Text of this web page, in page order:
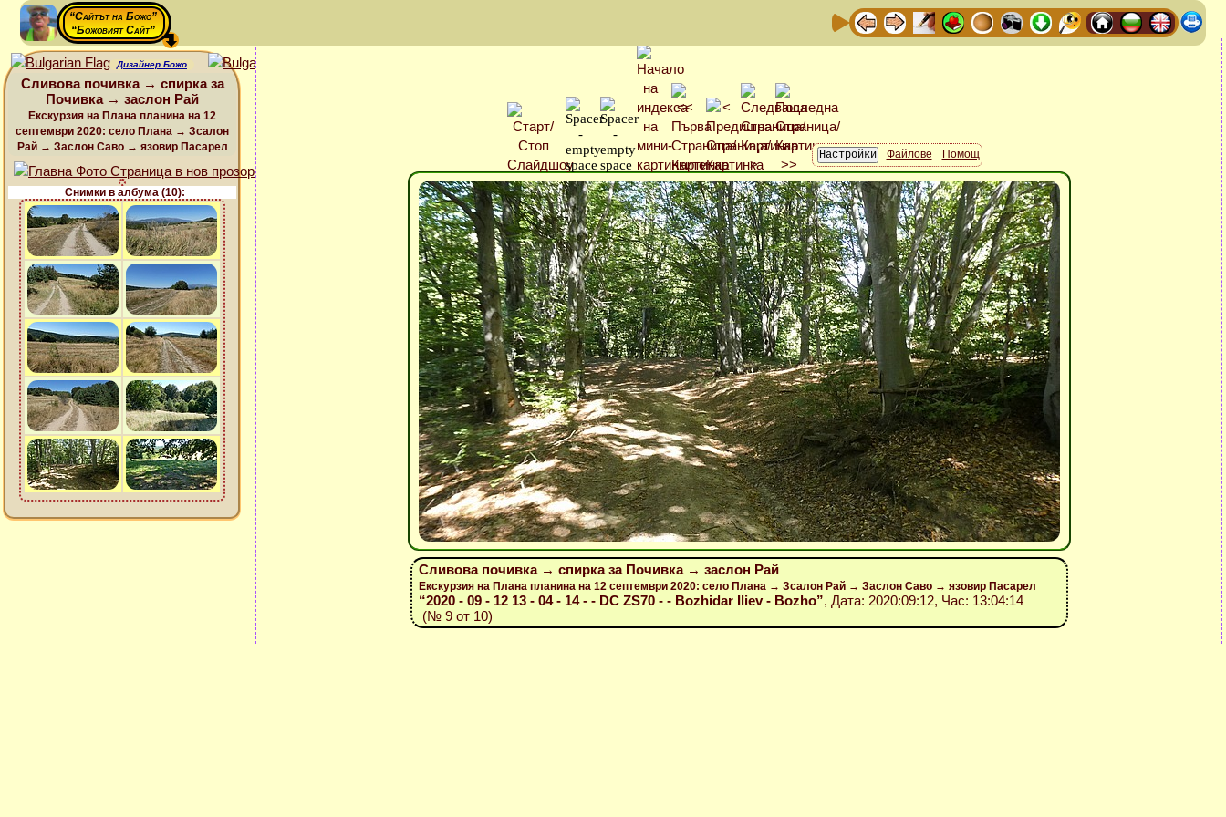
“Сайтът на Божо”
“Божовият Сайт”
Дизайнер Божо
Сливова почивка → спирка за
Почивка → заслон Рай
Екскурзия на Плана планина на 12
септември 2020: село Плана → Зсалон
Рай → Заслон Саво → язовир Пасарел
Снимки в албума (10):
Файлове Помощ
Сливова почивка → спирка за Почивка → заслон Рай
Екскурзия на Плана планина на 12 септември 2020: село Плана → Зсалон Рай → Заслон Саво → язовир Пасарел
“2020 - 09 - 12 13 - 04 - 14 - - DC ZS70 - - Bozhidar Iliev - Bozho”, Дата: 2020:09:12, Час: 13:04:14
(№ 9 от 10)